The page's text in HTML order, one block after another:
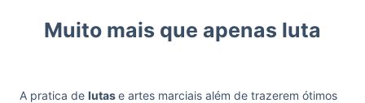
Muito mais que apenas luta
A pratica de lutase artes marciais além de trazerem ótimos